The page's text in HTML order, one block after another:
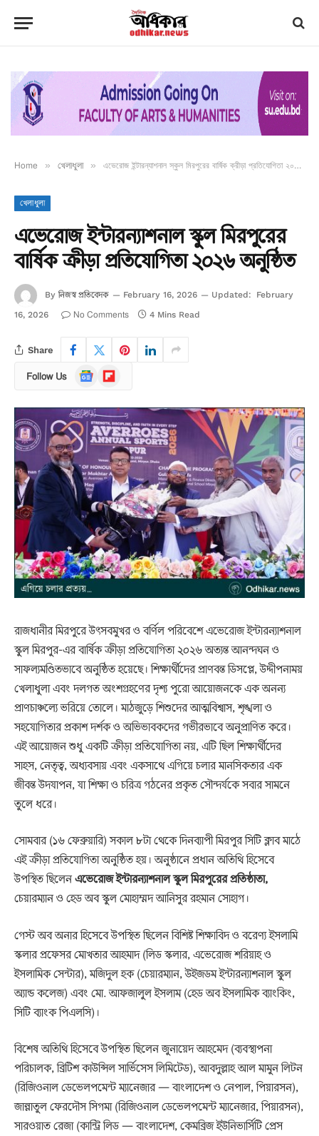
Home » খেলাধুলা » এভেরোজ ইন্টারন্যাশনাল স্কুল মিরপুরের বার্ষিক ক্রীড়া প্রতিযোগিতা ২০২৬ অনুষ্ঠিত
খেলাধুলা
এভেরোজ ইন্টারন্যাশনাল স্কুল মিরপুরের
বার্ষিক ক্রীড়া প্রতিযোগিতা ২০২৬ অনুষ্ঠিত
By নিজস্ব প্রতিবেদক February 16, 2026 Updated:
February
16, 2026
No Comments 4 Mins Read
Share
Follow Us
Google
News
Flipboard
রাজধানীর মিরপুরে উৎসবমুখর ও বর্ণিল পরিবেশে এভেরোজ ইন্টারন্যাশনাল
স্কুল মিরপুর-এর বার্ষিক ক্রীড়া প্রতিযোগিতা ২০২৬ অত্যন্ত আনন্দঘন ও
সাফল্যমণ্ডিতভাবে অনুষ্ঠিত হয়েছে। শিক্ষার্থীদের প্রাণবন্ত ডিসপ্লে, উদ্দীপনাময়
খেলাধুলা এবং দলগত অংশগ্রহণের দৃশ্য পুরো আয়োজনকে এক অনন্য
প্রাণচাঞ্চল্যে ভরিয়ে তোলে। মাঠজুড়ে শিশুদের আত্মবিশ্বাস, শৃঙ্খলা ও
সহযোগিতার প্রকাশ দর্শক ও অভিভাবকদের গভীরভাবে অনুপ্রাণিত করে।
এই আয়োজন শুধু একটি ক্রীড়া প্রতিযোগিতা নয়, এটি ছিল শিক্ষার্থীদের
সাহস, নেতৃত্ব, অধ্যবসায় এবং একসাথে এগিয়ে চলার মানসিকতার এক
জীবন্ত উদযাপন, যা শিক্ষা ও চরিত্র গঠনের প্রকৃত সৌন্দর্যকে সবার সামনে
তুলে ধরে।
সোমবার (১৬ ফেব্রুয়ারি) সকাল ৮টা থেকে দিনব্যাপী মিরপুর সিটি ক্লাব মাঠে
এই ক্রীড়া প্রতিযোগিতা অনুষ্ঠিত হয়। অনুষ্ঠানে প্রধান অতিথি হিসেবে
উপস্থিত ছিলেনএভেরোজ ইন্টারন্যাশনাল স্কুল মিরপুরের প্রতিষ্ঠাতা,
চেয়ারম্যান ও হেড অব স্কুল মোহাম্মদ আনিসুর রহমান সোহাগ।
গেস্ট অব অনার হিসেবে উপস্থিত ছিলেন বিশিষ্ট শিক্ষাবিদ ও বরেণ্য ইসলামি
স্কলার প্রফেসর মোখতার আহমাদ (লিড স্কলার, এভেরোজ শরিয়াহ ও
ইসলামিক সেন্টার), মজিদুল হক (চেয়ারম্যান, উইজডম ইন্টারন্যাশনাল স্কুল
অ্যান্ড কলেজ) এবং মো. আফজালুল ইসলাম (হেড অব ইসলামিক ব্যাংকিং,
সিটি ব্যাংক পিএলসি)।
বিশেষ অতিথি হিসেবে উপস্থিত ছিলেন জুনায়েদ আহমেদ (ব্যবস্থাপনা
পরিচালক, ব্রিটিশ কাউন্সিল সার্ভিসেস লিমিটেড), আবদুল্লাহ আল মামুন লিটন
(রিজিওনাল ডেভেলপমেন্ট ম্যানেজার — বাংলাদেশ ও নেপাল, পিয়ারসন),
জান্নাতুল ফেরদৌস সিগমা (রিজিওনাল ডেভেলপমেন্ট ম্যানেজার, পিয়ারসন),
সারওয়াত রেজা (কান্ট্রি লিড — বাংলাদেশ, কেমব্রিজ ইউনিভার্সিটি প্রেস